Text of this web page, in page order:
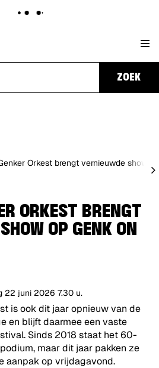
ZOEK
Orkest brengt vernieuwde show
ORKEST BRENGT
OP GENK ON
22 juni 2026 7.30 u.
is ook dit jaar opnieuw van de
en blijft daarmee een vaste
Sinds 2018 staat het 60-
maar dit jaar pakken ze
aanpak op vrijdagavond.